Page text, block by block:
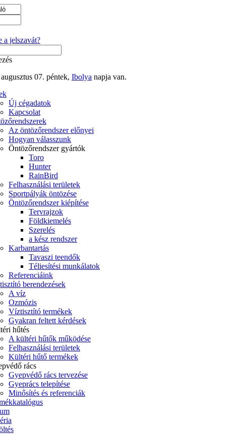
a jelszavát?
07. péntek, Ibolya napja van.
Új cégadatok
Kapcsolat
Az öntözőrendszer előnyei
Hogyan válasszunk
Öntözőrendszer gyártók
Toro
Hunter
RainBird
Felhasználási területek
Sportpályák öntözése
Öntözőrendszer kiépítése
Tervrajzok
Földkiemelés
Szerelés
a kész rendszer
Karbantartás
Tavaszi teendők
Téliesítési munkálatok
Referenciáink
berendezések
A víz
Ozmózis
Víztisztító termékek
Gyakran feltett kérdések
hűtés
A kültéri hűtők működése
Felhasználási területek
Kültéri hűtő termékek
rács
Gyepvédő rács tervezése
Gyeprács telepítése
Minősítés és referenciák